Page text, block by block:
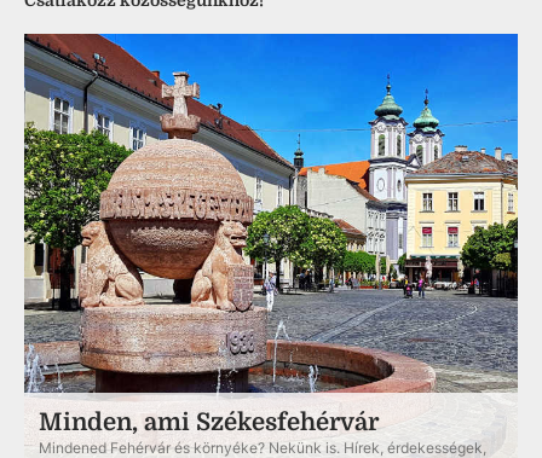
Minden, ami Székesfehérvár
Mindened Fehérvár és környéke? Nekünk is. Hírek, érdekességek,